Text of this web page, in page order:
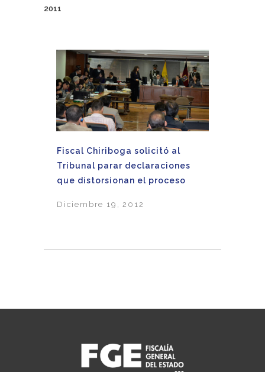
2011
Fiscal Chiriboga solicitó al
Tribunal parar declaraciones
que distorsionan el proceso
Diciembre 19, 2012